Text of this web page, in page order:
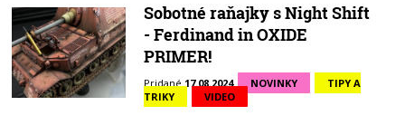
Sobotné raňajky s Night Shift
- Ferdinand in OXIDE
PRIMER!
Pridané 17.08.2024 NOVINKY
TIPY A
TRIKY
VIDEO